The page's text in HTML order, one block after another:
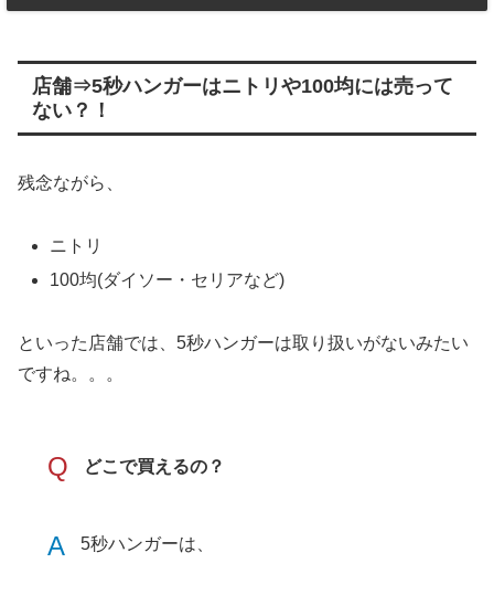
店舗⇒5秒ハンガーはニトリや100均には売って
ない？！
残念ながら、
ニトリ
100均(ダイソー・セリアなど)
といった店舗では、5秒ハンガーは取り扱いがないみたい
ですね。。。
Q どこで買えるの？
A 5秒ハンガーは、